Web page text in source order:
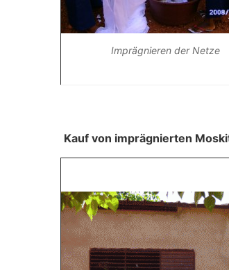
Imprägnieren der Netze
Kauf von imprägnierten